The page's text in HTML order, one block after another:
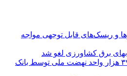
و ریسک‌های قابل توجهی مواجه
بهای برق کشاورزی لغو شد
تأمین مالی بیش از ۳۹۶ هزار واحد نهضت ملی توسط بانک